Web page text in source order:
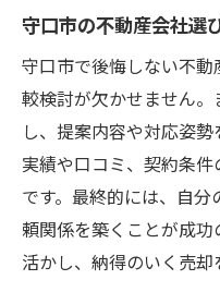
守口市の不動産会社選
守口市で後悔しない不
較検討が欠かせません
し、提案内容や対応姿勢
実績や口コミ、契約条
です。最終的には、自
頼関係を築くことが成
活かし、納得のいく売却